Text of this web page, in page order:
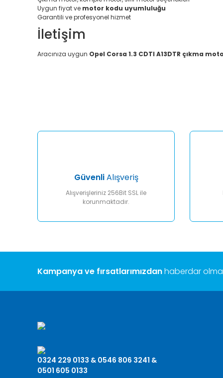
Uygun fiyat ve motor kodu uyumluluğu
Garantili ve profesyonel hizmet
İletişim
Aracınıza uygun Opel Corsa 1.3 CDTI A13DTR çıkma
Ürün bilgilerinde hatalar bulunuyor.
GüvenliAlışveriş
Alışverişleriniz 256Bit SSL ile
korunmaktadır.
Kampanya ve fırsatlarımızdanhaberdar
0324 229 0133 & 0546 806 3241 &
0501 605 0133